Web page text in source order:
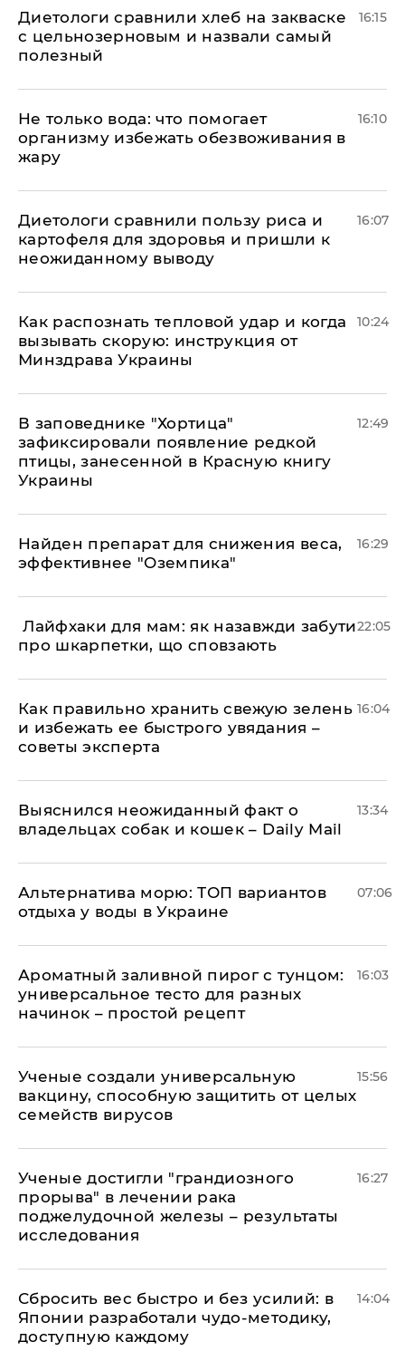
Диетологи сравнили хлеб на закваске
с цельнозерновым и назвали самый
полезный
16:15
Не только вода: что помогает
организму избежать обезвоживания в
жару
16:10
Диетологи сравнили пользу риса и
картофеля для здоровья и пришли к
неожиданному выводу
16:07
Как распознать тепловой удар и когда
вызывать скорую: инструкция от
Минздрава Украины
10:24
В заповеднике "Хортица"
зафиксировали появление редкой
птицы, занесенной в Красную книгу
Украины
12:49
Найден препарат для снижения веса,
эффективнее "Оземпика"
16:29
​ Лайфхаки для мам: як назавжди забути
про шкарпетки, що сповзають
22:05
Как правильно хранить свежую зелень
и избежать ее быстрого увядания –
советы эксперта
16:04
Выяснился неожиданный факт о
владельцах собак и кошек – Daily Mail
13:34
Альтернатива морю: ТОП вариантов
отдыха у воды в Украине
07:06
Ароматный заливной пирог с тунцом:
универсальное тесто для разных
начинок – простой рецепт
16:03
Ученые создали универсальную
вакцину, способную защитить от целых
семейств вирусов
15:56
Ученые достигли "грандиозного
прорыва" в лечении рака
поджелудочной железы – результаты
исследования
16:27
Сбросить вес быстро и без усилий: в
Японии разработали чудо-методику,
доступную каждому
14:04